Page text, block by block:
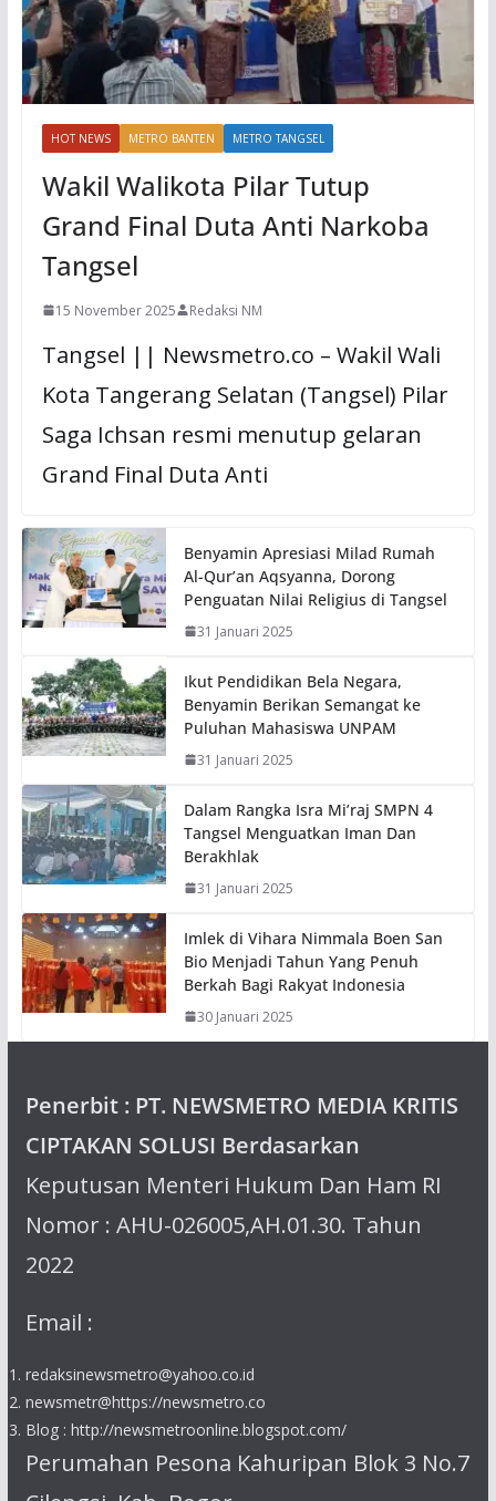
HOT NEWS METRO BANTEN METRO TANGSEL
Wakil Walikota Pilar Tutup
Grand Final Duta Anti Narkoba
Tangsel
15 November 2025 Redaksi NM
Tangsel || Newsmetro.co – Wakil Wali
Kota Tangerang Selatan (Tangsel) Pilar
Saga Ichsan resmi menutup gelaran
Grand Final Duta Anti
Benyamin Apresiasi Milad Rumah
Al-Qur’an Aqsyanna, Dorong
Penguatan Nilai Religius di Tangsel
31 Januari 2025
Ikut Pendidikan Bela Negara,
Benyamin Berikan Semangat ke
Puluhan Mahasiswa UNPAM
31 Januari 2025
Dalam Rangka Isra Mi’raj SMPN 4
Tangsel Menguatkan Iman Dan
Berakhlak
31 Januari 2025
Imlek di Vihara Nimmala Boen San
Bio Menjadi Tahun Yang Penuh
Berkah Bagi Rakyat Indonesia
30 Januari 2025
Penerbit : PT. NEWSMETRO MEDIA KRITIS
CIPTAKAN SOLUSI Berdasarkan
Keputusan Menteri Hukum Dan Ham RI
Nomor : AHU-026005,AH.01.30. Tahun
2022
Email :
redaksinewsmetro@yahoo.co.id
newsmetr@https://newsmetro.co
Blog : http://newsmetroonline.blogspot.com/
Perumahan Pesona Kahuripan Blok 3 No.7